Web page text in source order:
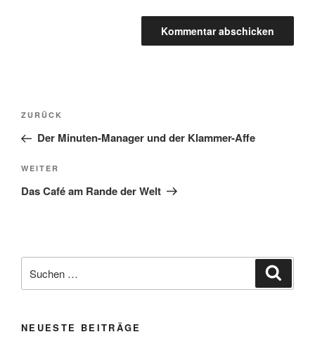
Beitragsnavigation
Vorheriger
Beitrag
ZURÜCK
Der Minuten-Manager und der Klammer-Affe
Nächster
Beitrag
WEITER
Das Café am Rande der Welt
nach:
NEUESTE BEITRÄGE